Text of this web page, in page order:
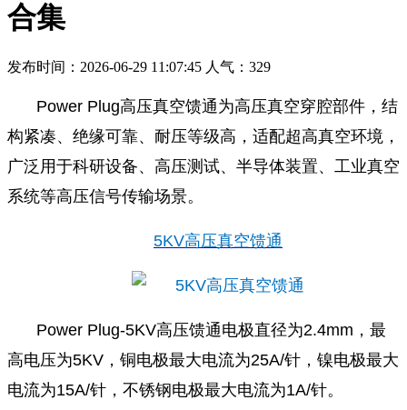
合集
发布时间：2026-06-29 11:07:45 人气：329
Power Plug高压真空馈通为高压真空穿腔部件，结
构紧凑、绝缘可靠、耐压等级高，适配超高真空环境，
广泛用于科研设备、高压测试、半导体装置、工业真空
系统等高压信号传输场景。
5KV高压真空馈通
Power Plug-5KV高压馈通电极直径为2.4mm，最
高电压为5KV，铜电极最大电流为25A/针，镍电极最大
电流为15A/针，不锈钢电极最大电流为1A/针。